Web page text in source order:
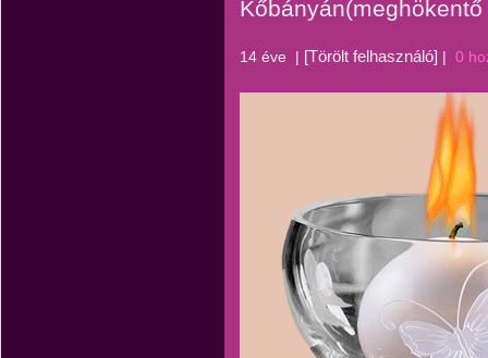
14 éve | [Törölt felhasználó] | 0